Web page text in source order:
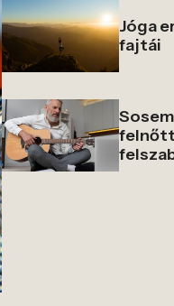
Jóga
fajtái